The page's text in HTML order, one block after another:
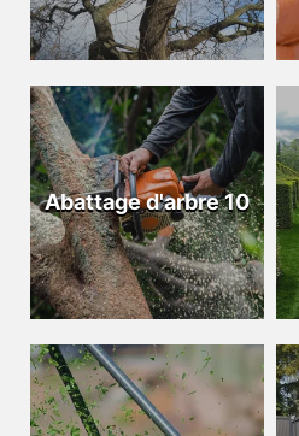
Abattage d'arbre 10